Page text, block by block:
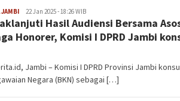
Lajuberita.id
22 Jan 2025 - 18:26 WIB
Hasil Audiensi Bersama
Honorer, Komisi I DPRD Jambi
Jambi – Komisi I DPRD Provinsi Jambi
Negara (BKN) sebagai […]